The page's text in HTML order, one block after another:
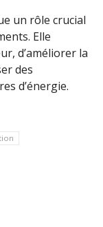
un rôle crucial
Elle
d’améliorer la
des
d’énergie.